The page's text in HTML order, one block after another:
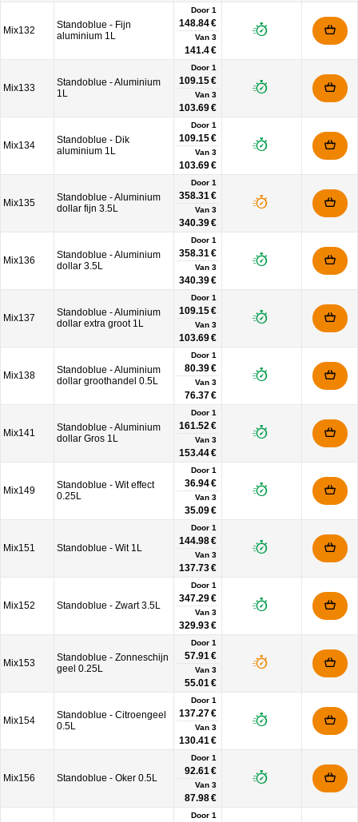
Mix132
Standoblue - Fijn
aluminium 1L
Door 1
148.84 €
Van 3
141.4 €
Mix133
Standoblue - Aluminium
1L
Door 1
109.15 €
Van 3
103.69 €
Mix134
Standoblue - Dik
aluminium 1L
Door 1
109.15 €
Van 3
103.69 €
Mix135
Standoblue - Aluminium
dollar fijn 3.5L
Door 1
358.31 €
Van 3
340.39 €
Mix136
Standoblue - Aluminium
dollar 3.5L
Door 1
358.31 €
Van 3
340.39 €
Mix137
Standoblue - Aluminium
dollar extra groot 1L
Door 1
109.15 €
Van 3
103.69 €
Mix138
Standoblue - Aluminium
dollar groothandel 0.5L
Door 1
80.39 €
Van 3
76.37 €
Mix141
Standoblue - Aluminium
dollar Gros 1L
Door 1
161.52 €
Van 3
153.44 €
Mix149
Standoblue - Wit effect
0.25L
Door 1
36.94 €
Van 3
35.09 €
Mix151 Standoblue - Wit 1L
Door 1
144.98 €
Van 3
137.73 €
Mix152 Standoblue - Zwart 3.5L
Door 1
347.29 €
Van 3
329.93 €
Mix153
Standoblue - Zonneschijn
geel 0.25L
Door 1
57.91 €
Van 3
55.01 €
Mix154
Standoblue - Citroengeel
0.5L
Door 1
137.27 €
Van 3
130.41 €
Mix156 Standoblue - Oker 0.5L
Door 1
92.61 €
Van 3
87.98 €
Door 1